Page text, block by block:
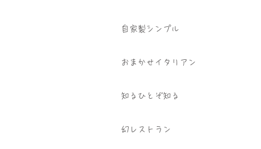
自家製シンプル
おまかせイタリアン
知るひとぞ知る
幻レストラン